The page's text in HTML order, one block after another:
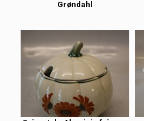
Grøndahl